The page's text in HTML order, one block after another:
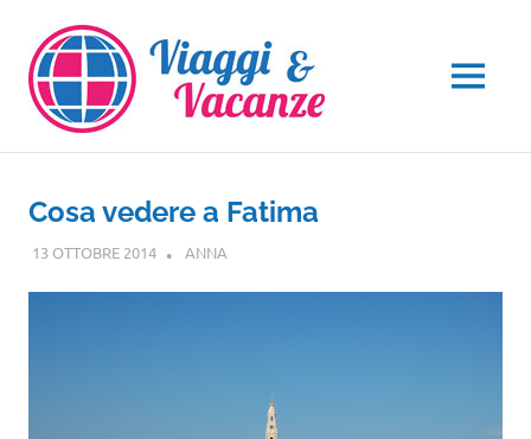
contenuto
MENU
Cosa vedere a Fatima
13 OTTOBRE 2014 ANNA